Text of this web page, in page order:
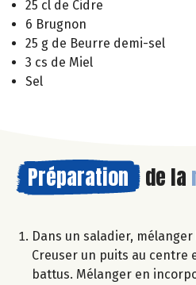
25 cl de Cidre
6 Brugnon
25 g de Beurre demi-sel
3 cs de Miel
Sel
Préparation de la
Dans un saladier,
Creuser un puits au centre
battus. Mélanger en